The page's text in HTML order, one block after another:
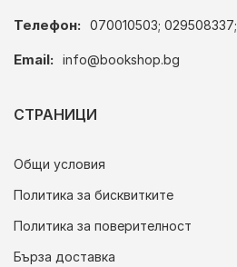
Телефон: 070010503; 029508337;
Email: info@bookshop.bg
СТРАНИЦИ
Общи условия
Политика за бисквитките
Политика за поверителност
Бърза доставка